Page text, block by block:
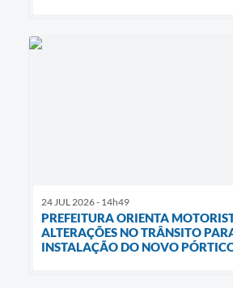
24 JUL 2026 - 14h49
PREFEITURA ORIENTA
ALTERAÇÕES NO TRÂNSITO
INSTALAÇÃO DO NOVO